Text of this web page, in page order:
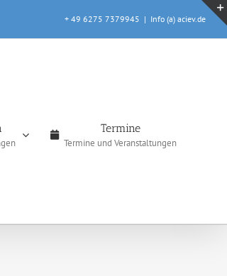
+ 49 6275 7379945 | Info (a) aciev.de
Termine
Termine und Veranstaltungen